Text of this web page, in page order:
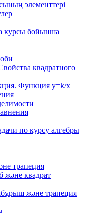
элементтері
курсы бойынша
квадратного
Функция у=k/x
по курсу алгебры
трапеция
және квадрат
және трапеция